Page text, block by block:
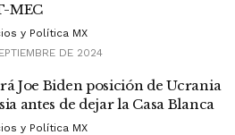
MEC
y Política MX
DE 2024
Joe Biden posición de Ucrania
antes de dejar la Casa Blanca
y Política MX